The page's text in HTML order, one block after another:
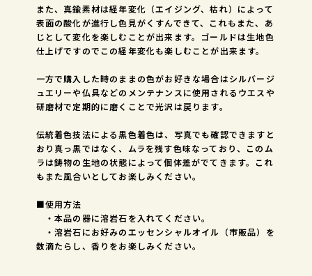
また、真鍮素材は経年変化（エイジング、枯れ）によって
表面の酸化が進行し色見がくすんできて、これもまた、あ
じとして変化を楽しむことが出来ます。ゴールドは生地色
仕上げですのでこの経年変化も楽しむことが出来ます。
一方で購入した時のままの色がお好きな場合はシルバージ
ュエリーや仏具などのメンテナンスに使用されるウエスや
研磨材で定期的に磨くことで光沢は戻ります。
伝統着色技法による黒色着色は、写真でも確認できますと
おり真っ黒ではなく、ムラを残す色味なっており、このム
ラは鋳物の生地の状態によって個体差がでてきます。これ
もまた風合いとしてお楽しみください。
■使用方法
・本品の器に溶岩石を入れてください。
・溶岩石にお好みのエッセンシャルオイル（市販品）を
数滴たらし、香りをお楽しみください。